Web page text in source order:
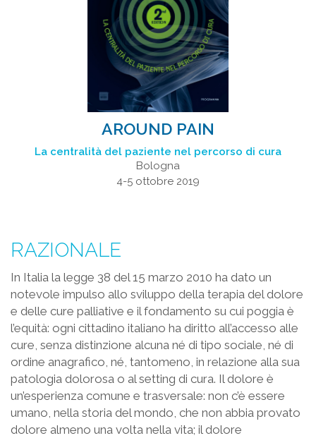
AROUND PAIN
La centralità del paziente nel percorso di cura
Bologna
4-5 ottobre 2019
RAZIONALE
In Italia la legge 38 del 15 marzo 2010 ha dato un
notevole impulso allo sviluppo della terapia del dolore
e delle cure palliative e il fondamento su cui poggia è
l’equità: ogni cittadino italiano ha diritto all’accesso alle
cure, senza distinzione alcuna né di tipo sociale, né di
ordine anagrafico, né, tantomeno, in relazione alla sua
patologia dolorosa o al setting di cura. Il dolore è
un’esperienza comune e trasversale: non c’è essere
umano, nella storia del mondo, che non abbia provato
dolore almeno una volta nella vita; il dolore